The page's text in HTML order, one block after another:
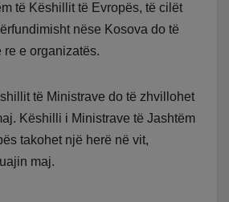
të Këshillit të Evropës, të cilët
nëse Kosova do të
re e organizatës.
të Ministrave do të zhvillohet
Këshilli i Ministrave të Jashtëm
takohet një herë në vit,
maj.